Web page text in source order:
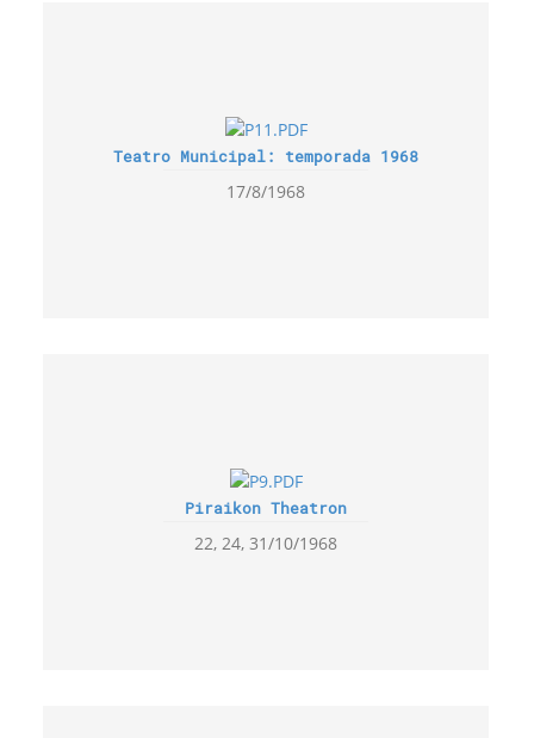
Teatro Municipal: temporada 1968
17/8/1968
Piraikon Theatron
22, 24, 31/10/1968